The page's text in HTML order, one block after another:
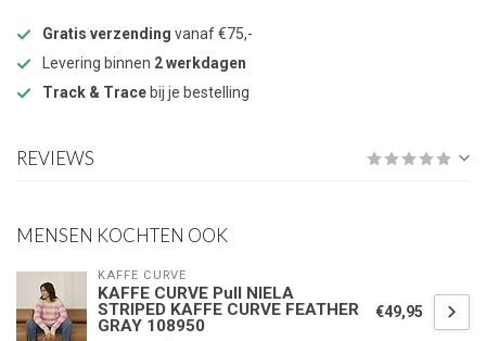
Gratis verzending vanaf €75,-
Levering binnen 2 werkdagen
Track & Trace bij je bestelling
REVIEWS
MENSEN KOCHTEN OOK
KAFFE CURVE
KAFFE CURVE Pull NIELA
STRIPED KAFFE CURVE FEATHER
GRAY 108950
€49,95